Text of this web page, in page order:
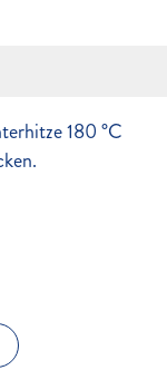
180 °C